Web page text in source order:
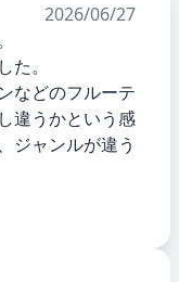
2026/06/27
。
などのフルーテ
違うかという感
ジャンルが違う